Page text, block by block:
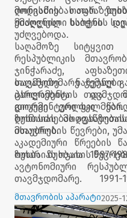
მოღვაწის ოთარ
მიძღვნილი ხსოვნის
ღონისძიებას
უმაღლესი საბჭოს
უძღვებოდა.
საღამოზე სიტყვით
რესპუბლიკის
ჯინჭარაძე,
თავმჯდომარე ჯემალ
პარლამენტის
გიორგი ვოლსკი
ზუხბაიას
ისაუბრეს.
საღამოზე
ცხოვრებისა და
დოკუმენტური ფილმები.
ღონისძიებას
მთავრობის წევრები,
აკადემიური წრეების
ზუხბაიას ოჯახის
ოთარ ზუხბაია 1987-
ავტონომიური
თავმჯდომარე.
საქართველოს
პრეზიდენტის
1992-1995 წლებში იყო
მთავრობის აპარატი2025-